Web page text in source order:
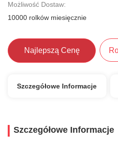
Możliwość Dostaw:
10000 rolków miesięcznie
Najlepszą Cenę
Szczegółowe Informacje
Szczegółowe Informacje